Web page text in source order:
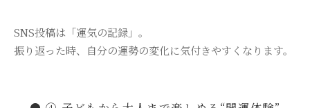
SNS投稿は「運気の記録」。
振り返った時、自分の運勢の変化に気付きやすくなります。